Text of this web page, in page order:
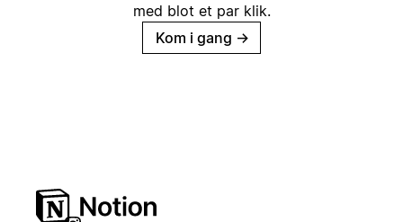
med blot et par klik.
Kom i gang →